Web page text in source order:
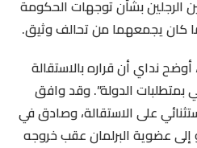
الرجلين بشأن توجهات الحكومة
كان يجمعهما من تحالف وثيق.
نداي أن قراره بالاستقالة
بمتطلبات الدولة”. وقد وافق
على الاستقالة، وصادق في
عضوية البرلمان عقب خروجه